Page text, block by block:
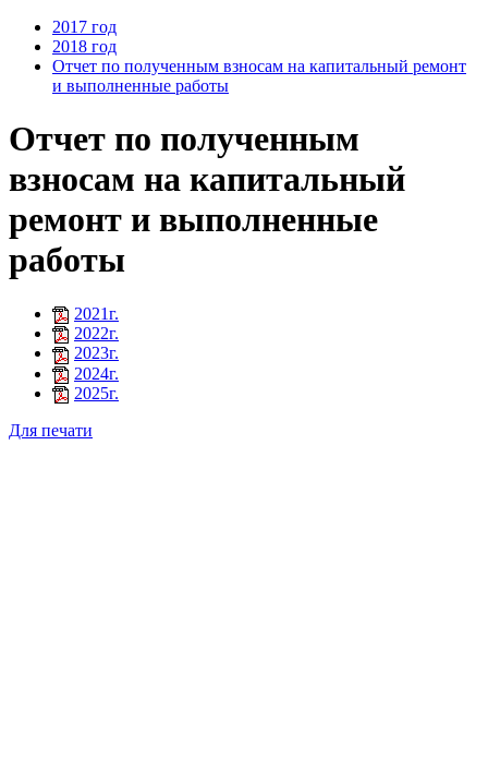
2017 год
2018 год
Отчет по полученным взносам на капитальный ремонт
и выполненные работы
Отчет по полученным
взносам на капитальный
ремонт и выполненные
работы
2021г.
2022г.
2023г.
2024г.
2025г.
Для печати